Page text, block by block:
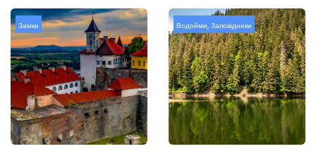
Замки Водойми, Заповідники